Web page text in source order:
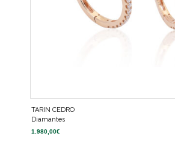
TARIN CEDRO
Diamantes
1.980,00€